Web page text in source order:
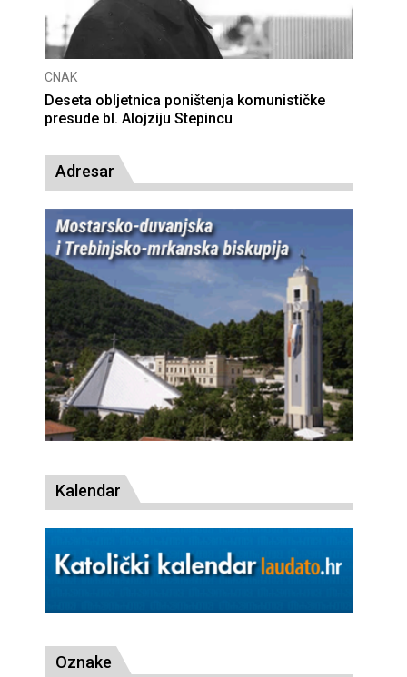
CNAK
Deseta obljetnica poništenja komunističke
presude bl. Alojziju Stepincu
Adresar
Kalendar
Oznake